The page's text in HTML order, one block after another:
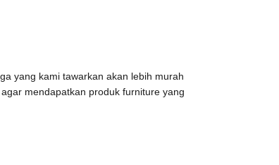
yang kami tawarkan akan lebih murah
mendapatkan produk furniture yang